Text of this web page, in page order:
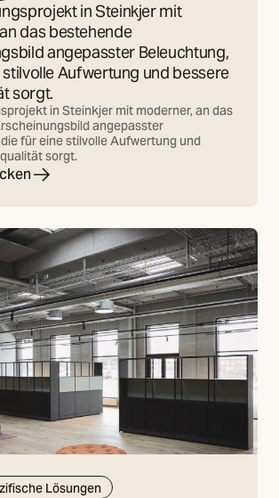
in Steinkjer mit
das bestehende
angepasster Beleuchtung,
stilvolle Aufwertung und bessere
sorgt.
in Steinkjer mit moderner, an das
angepasster
für eine stilvolle Aufwertung und
sorgt.
Lösungen